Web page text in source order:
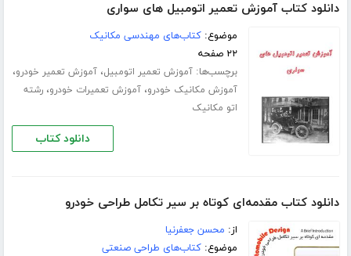
دانلود کتاب آموزش تعمیر اتومبیل های سواری
موضوع:کتاب‌های مهندسی مکانیک
۲۲ صفحه
برچسب‌ها:آموزش تعمیر اتومبیل،آموزش تعمیر خودرو،
آموزش مکانیک خودرو،آموزش تعمیرات خودرو،رشته
اتو مکانیک
دانلود کتاب
دانلود کتاب مقدمه‌ای کوتاه بر سیر تکامل طراحی خودرو
از: محسن جعفرنیا
موضوع:کتاب‌های طراحی صنعتی